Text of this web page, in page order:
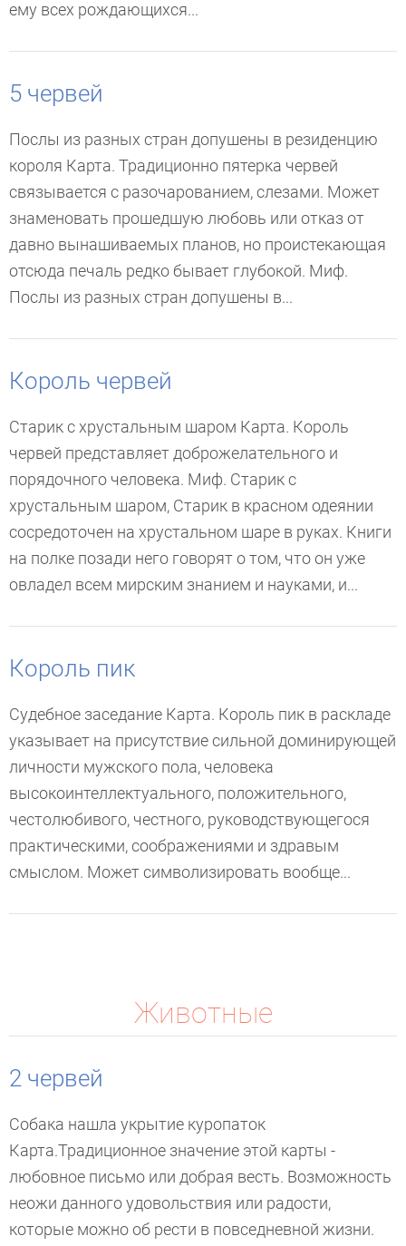
ему всех рождающихся...
5 червей
Послы из разных стран допушены в резиденцию
короля Карта. Традиционно пятерка червей
связывается с разочарованием, слезами. Может
знаменовать прошедшую любовь или отказ от
давно вынашиваемых планов, но проистекающая
отсюда печаль редко бывает глубокой. Миф.
Послы из разных стран допушены в...
Король червей
Старик с хрустальным шаром Карта. Король
червей представляет доброжелательного и
порядочного человека. Миф. Старик с
хрустальным шаром, Старик в красном одеянии
сосредоточен на хрустальном шаре в руках. Книги
на полке позади него говорят о том, что он уже
овладел всем мирским знанием и науками, и...
Король пик
Судебное заседание Карта. Король пик в раскладе
указывает на присутствие сильной доминирующей
личности мужского пола, человека
высокоинтеллектуального, положительного,
честолюбивого, честного, руководствующегося
практическими, соображениями и здравым
смыслом. Может символизировать вообще...
Животные
2 червей
Собака нашла укрытие куропаток
Карта.Традиционное значение этой карты -
любовное письмо или добрая весть. Возможность
неожи данного удовольствия или радости,
которые можно об рести в повседневной жизни.